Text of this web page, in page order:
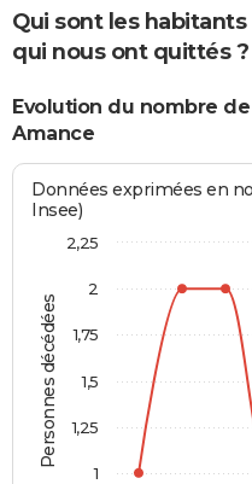
Qui sont les
qui nous ont quittés ?
Evolution du nombre
Amance
Personnes décédées
Données exprimées en
Insee)
1
1,25
1,5
1,75
2
2,25